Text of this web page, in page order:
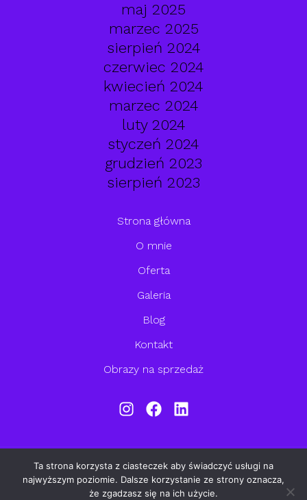
maj 2025
marzec 2025
sierpień 2024
czerwiec 2024
kwiecień 2024
marzec 2024
luty 2024
styczeń 2024
grudzień 2023
sierpień 2023
Strona główna
O mnie
Oferta
Galeria
Blog
Kontakt
Obrazy na sprzedaż
© 2026 Studio Sztuk Plastycznych M. Jakubowska. Powered by
Studio Sztuk Plastycznych M. Jakubowska.
Ta strona korzysta z ciasteczek aby świadczyć usługi na
najwyższym poziomie. Dalsze korzystanie ze strony oznacza,
że zgadzasz się na ich użycie.